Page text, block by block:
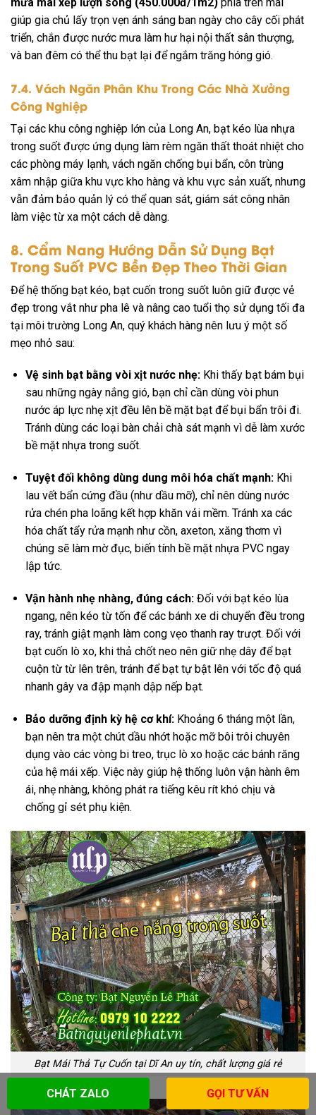
mưa mái xếp lượn sóng (450.000đ/1m2) phía trên mái
giúp gia chủ lấy trọn vẹn ánh sáng ban ngày cho cây cối phát
triển, chắn được nước mưa làm hư hại nội thất sân thượng,
và ban đêm có thể thu bạt lại để ngắm trăng hóng gió.
7.4. Vách Ngăn Phân Khu Trong Các Nhà Xưởng
Công Nghiệp
Tại các khu công nghiệp lớn của Long An, bạt kéo lùa nhựa
trong suốt được ứng dụng làm rèm ngăn thất thoát nhiệt cho
các phòng máy lạnh, vách ngăn chống bụi bẩn, côn trùng
xâm nhập giữa khu vực kho hàng và khu vực sản xuất, nhưng
vẫn đảm bảo quản lý có thể quan sát, giám sát công nhân
làm việc từ xa một cách dễ dàng.
8. Cẩm Nang Hướng Dẫn Sử Dụng Bạt
Trong Suốt PVC Bền Đẹp Theo Thời Gian
Để hệ thống bạt kéo, bạt cuốn trong suốt luôn giữ được vẻ
đẹp trong vắt như pha lê và nâng cao tuổi thọ sử dụng tối đa
tại môi trường Long An, quý khách hàng nên lưu ý một số
mẹo nhỏ sau:
Vệ sinh bạt bằng vòi xịt nước nhẹ:Khi thấy bạt bám bụi
sau những ngày nắng gió, bạn chỉ cần dùng vòi phun
nước áp lực nhẹ xịt đều lên bề mặt bạt để bụi bẩn trôi đi.
Tránh dùng các loại bàn chải chà sát mạnh vì dễ làm xước
bề mặt nhựa trong suốt.
Tuyệt đối không dùng dung môi hóa chất mạnh:Khi
lau vết bẩn cứng đầu (như dầu mỡ), chỉ nên dùng nước
rửa chén pha loãng kết hợp khăn vải mềm. Tránh xa các
hóa chất tẩy rửa mạnh như cồn, axeton, xăng thơm vì
chúng sẽ làm mờ đục, biến tính bề mặt nhựa PVC ngay
lập tức.
Vận hành nhẹ nhàng, đúng cách:Đối với bạt kéo lùa
ngang, nên kéo từ tốn để các bánh xe di chuyển đều trong
ray, tránh giật mạnh làm cong vẹo thanh ray trượt. Đối với
bạt cuốn lò xo, khi thả chốt neo nên giữ nhẹ dây để bạt
cuộn từ từ lên trên, tránh để bạt tự bật lên với tốc độ quá
nhanh gây va đập mạnh dập nếp bạt.
Bảo dưỡng định kỳ hệ cơ khí:Khoảng 6 tháng một lần,
bạn nên tra một chút dầu nhớt hoặc mỡ bôi trôi chuyên
dụng vào các vòng bi treo, trục lò xo hoặc các bánh răng
của hệ mái xếp. Việc này giúp hệ thống luôn vận hành êm
ái, nhẹ nhàng, không phát ra tiếng kêu rít khó chịu và
chống gỉ sét phụ kiện.
Bạt Mái Thả Tự Cuốn tại Dĩ An uy tín, chất lượng giá rẻ
CHÁT ZALO GỌI TƯ VẤN